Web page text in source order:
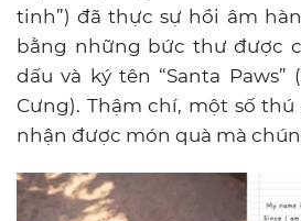
tinh”) đã thực sự hồi âm
bằng những bức thư được
dấu và ký tên “Santa Paws”
Cưng). Thậm chí, một số
nhận được món quà mà